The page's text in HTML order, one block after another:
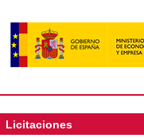
Licitaciones